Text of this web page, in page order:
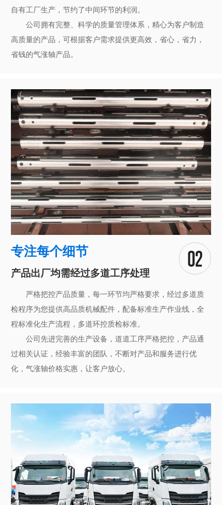
自有工厂生产，节约了中间环节的利润。
公司拥有完整、科学的质量管理体系，精心为客户制造
高质量的产品，可根据客户需求提供更高效，省心，省力，
省钱的气涨轴产品。
专注每个细节
产品出厂均需经过多道工序处理
严格把控产品质量，每一环节均严格要求，经过多道质
检程序为您提供高品质机械配件，配备标准生产作业线，全
程标准化生产流程，多道环控质检标准。
公司先进完善的生产设备，道道工序严格把控，产品通
过相关认证，经验丰富的团队，不断对产品和服务进行优
化，气涨轴价格实惠，让客户放心。